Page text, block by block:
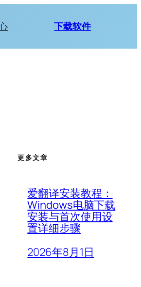
下载软件
更多文章
爱翻译安装教程：
Windows电脑下载
安装与首次使用设
置详细步骤
2026年8月1日